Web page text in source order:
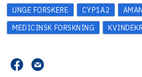
UNGE FORSKERE CYP1A2
MEDICINSK FORSKNING